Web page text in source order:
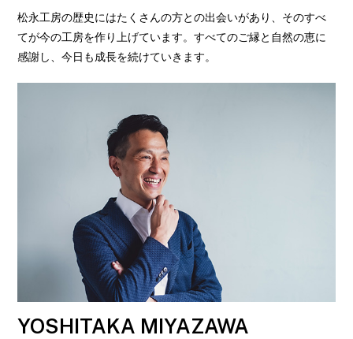
松永工房の歴史にはたくさんの方との出会いがあり、そのすべ
てが今の工房を作り上げています。すべてのご縁と自然の恵に
感謝し、今日も成長を続けていきます。
YOSHITAKA MIYAZAWA